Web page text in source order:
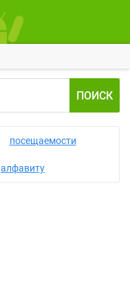
ПОИСК
посещаемости
алфавиту